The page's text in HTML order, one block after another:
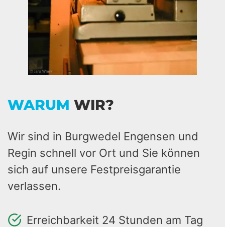
WARUM WIR?
Wir sind in Burgwedel Engensen und
Regin schnell vor Ort und Sie können
sich auf unsere Festpreisgarantie
verlassen.
Erreichbarkeit 24 Stunden am Tag